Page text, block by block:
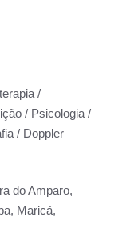
/
/ Psicologia /
/ Doppler
do Amparo,
Maricá,